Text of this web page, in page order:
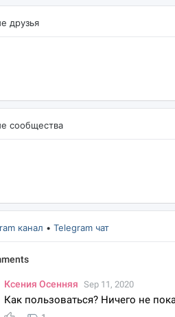
друзья
сообщества
канал • Telegram чат